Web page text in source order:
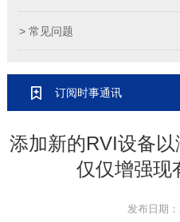
> 常见问题
订阅时事通讯
添加新的RVI设备
仅仅增强现
发布日期